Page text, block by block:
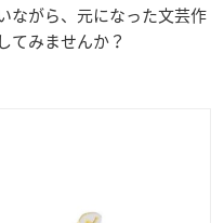
ながら、元になった文芸作
みませんか？